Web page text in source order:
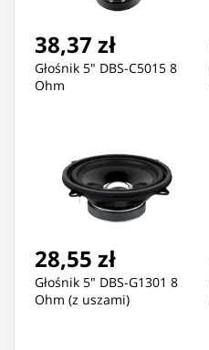
38,37 zł
Głośnik 5" DBS-C5015 8
Ohm
28,55 zł
Głośnik 5" DBS-G1301 8
Ohm (z uszami)